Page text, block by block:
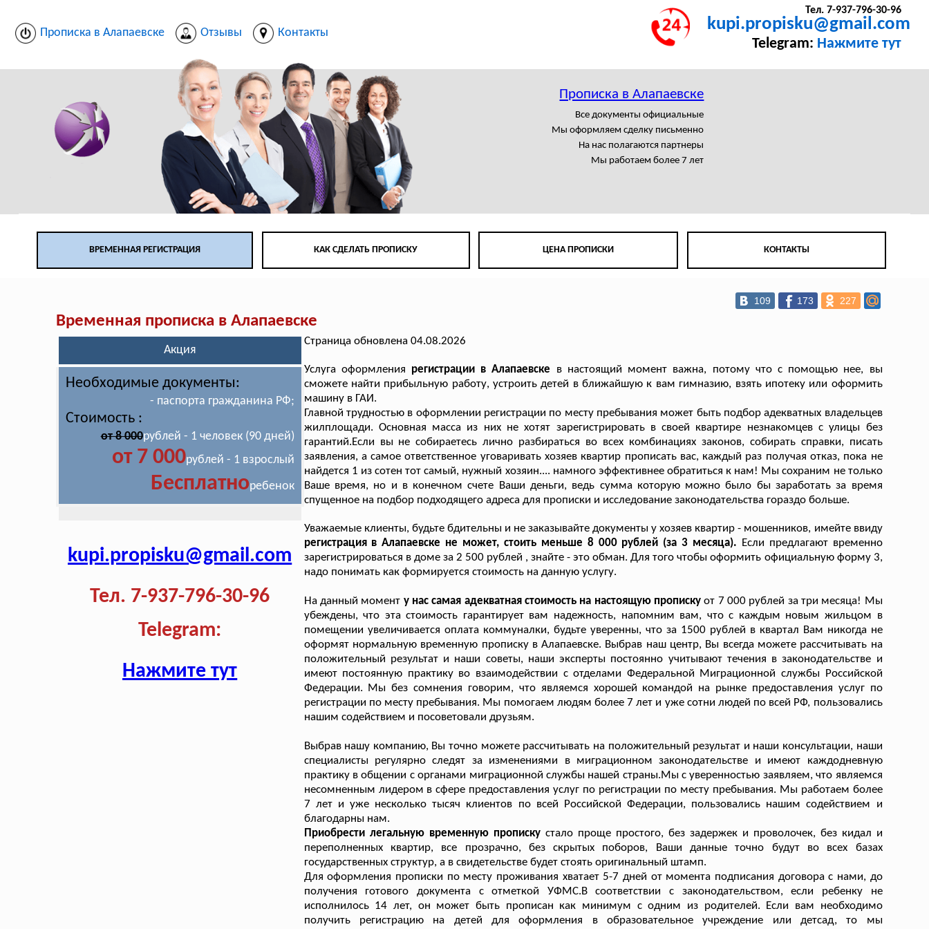
Прописка в Алапаевске Отзывы Контакты
Тел. 7-937-796-30-96
kupi.propisku@gmail.com
Telegram: Нажмите тут
Прописка в Алапаевске
Все документы официальные
Мы оформляем сделку письменно
На нас полагаются партнеры
Мы работаем более 7 лет
ВРЕМЕННАЯ РЕГИСТРАЦИЯ КАК СДЕЛАТЬ ПРОПИСКУ ЦЕНА ПРОПИСКИ КОНТАКТЫ
109 173 227
Временная прописка в Алапаевске
Акция
Необходимые документы:
- паспорта гражданина РФ;
Стоимость :
от 8 000рублей - 1 человек (90 дней)
от 7 000рублей - 1 взрослый
Бесплатноребенок
kupi.propisku@gmail.com
Тел. 7-937-796-30-96
Telegram:
Нажмите тут
Страница обновлена 04.08.2026
Услуга оформления регистрации в Алапаевске в настоящий момент важна, потому что с помощью нее, вы
сможете найти прибыльную работу, устроить детей в ближайшую к вам гимназию, взять ипотеку или оформить
машину в ГАИ.
Главной трудностью в оформлении регистрации по месту пребывания может быть подбор адекватных владельцев
жилплощади. Основная масса из них не хотят зарегистрировать в своей квартире незнакомцев с улицы без
гарантий.Если вы не собираетесь лично разбираться во всех комбинациях законов, собирать справки, писать
заявления, а самое ответственное уговаривать хозяев квартир прописать вас, каждый раз получая отказ, пока не
найдется 1 из сотен тот самый, нужный хозяин.... намного эффективнее обратиться к нам! Мы сохраним не только
Ваше время, но и в конечном счете Ваши деньги, ведь сумма которую можно было бы заработать за время
спущенное на подбор подходящего адреса для прописки и исследование законодательства гораздо больше.
Уважаемые клиенты, будьте бдительны и не заказывайте документы у хозяев квартир - мошенников, имейте ввиду
регистрация в Алапаевске не может, стоить меньше 8 000 рублей (за 3 месяца). Если предлагают временно
зарегистрироваться в доме за 2 500 рублей , знайте - это обман. Для того чтобы оформить официальную форму 3,
надо понимать как формируется стоимость на данную услугу.
На данный момент у нас самая адекватная стоимость на настоящую пропискуот 7 000 рублей за три месяца! Мы
убеждены, что эта стоимость гарантирует вам надежность, напомним вам, что с каждым новым жильцом в
помещении увеличивается оплата коммуналки, будьте уверенны, что за 1500 рублей в квартал Вам никогда не
оформят нормальную временную прописку в Алапаевске. Выбрав наш центр, Вы всегда можете рассчитывать на
положительный результат и наши советы, наши эксперты постоянно учитывают течения в законодательстве и
имеют постоянную практику во взаимодействии с отделами Федеральной Миграционной службы Российской
Федерации. Мы без сомнения говорим, что являемся хорошей командой на рынке предоставления услуг по
регистрации по месту пребывания. Мы помогаем людям более 7 лет и уже сотни людей по всей РФ, пользовались
нашим содействием и посоветовали друзьям.
Выбрав нашу компанию, Вы точно можете рассчитывать на положительный результат и наши консультации, наши
специалисты регулярно следят за изменениями в миграционном законодательстве и имеют каждодневную
практику в общении с органами миграционной службы нашей страны.Мы с уверенностью заявляем, что являемся
несомненным лидером в сфере предоставления услуг по регистрации по месту пребывания. Мы работаем более
7 лет и уже несколько тысяч клиентов по всей Российской Федерации, пользовались нашим содействием и
благодарны нам.
Приобрести легальную временную пропискустало проще простого, без задержек и проволочек, без кидал и
переполненных квартир, все прозрачно, без скрытых поборов, Ваши данные точно будут во всех базах
государственных структур, а в свидетельстве будет стоять оригинальный штамп.
Для оформления прописки по месту проживания хватает 5-7 дней от момента подписания договора с нами, до
получения готового документа с отметкой УФМС.В соответствии с законодательством, если ребенку не
исполнилось 14 лет, он может быть прописан как минимум с одним из родителей. Если вам необходимо
получить регистрацию на детей для оформления в образовательное учреждение или детсад, то мы